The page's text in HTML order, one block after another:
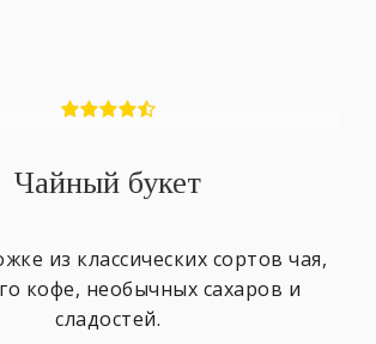
Чайный букет
из классических сортов чая,
кофе, необычных сахаров и
сладостей.